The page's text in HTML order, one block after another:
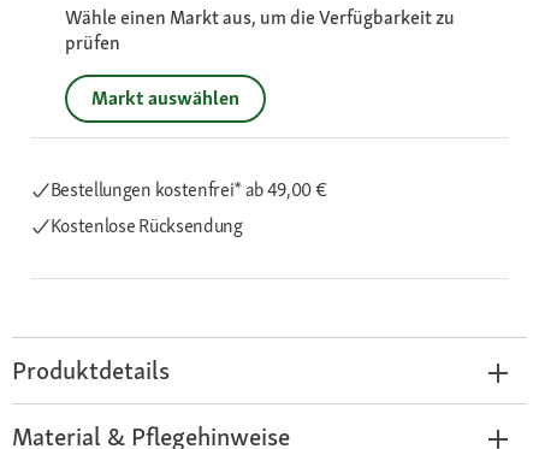
Wähle einen Markt aus, um die Verfügbarkeit zu
prüfen
Markt auswählen
Bestellungen kostenfrei*ab 49,00 €
Kostenlose Rücksendung
Produktdetails
Material & Pflegehinweise